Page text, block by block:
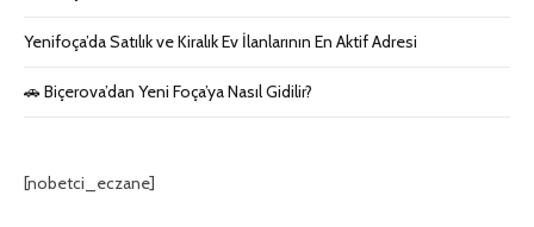
Yenifoça’da Satılık ve Kiralık Ev İlanlarının En Aktif Adresi
🚗 Biçerova’dan Yeni Foça’ya Nasıl Gidilir?
[nobetci_eczane]